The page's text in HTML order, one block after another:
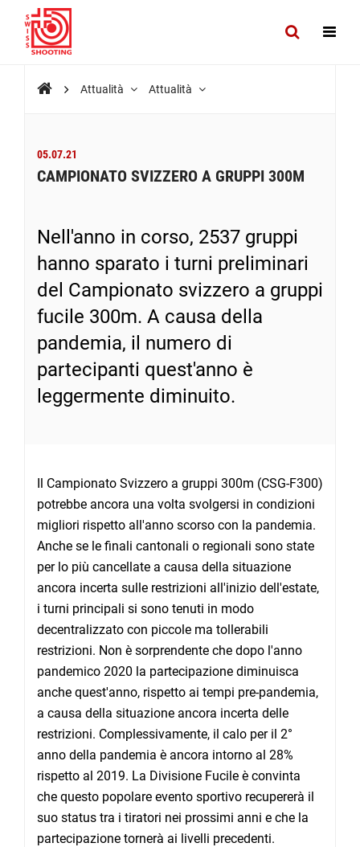
Attualità Attualità
05.07.21
CAMPIONATO SVIZZERO A GRUPPI 300M
Nell'anno in corso, 2537 gruppi
hanno sparato i turni preliminari
del Campionato svizzero a gruppi
fucile 300m. A causa della
pandemia, il numero di
partecipanti quest'anno è
leggermente diminuito.
Il Campionato Svizzero a gruppi 300m (CSG-F300)
potrebbe ancora una volta svolgersi in condizioni
migliori rispetto all'anno scorso con la pandemia.
Anche se le finali cantonali o regionali sono state
per lo più cancellate a causa della situazione
ancora incerta sulle restrizioni all'inizio dell'estate,
i turni principali si sono tenuti in modo
decentralizzato con piccole ma tollerabili
restrizioni. Non è sorprendente che dopo l'anno
pandemico 2020 la partecipazione diminuisca
anche quest'anno, rispetto ai tempi pre-pandemia,
a causa della situazione ancora incerta delle
restrizioni. Complessivamente, il calo per il 2°
anno della pandemia è ancora intorno al 28%
rispetto al 2019. La Divisione Fucile è convinta
che questo popolare evento sportivo recupererà il
suo status tra i tiratori nei prossimi anni e che la
partecipazione tornerà ai livelli precedenti.